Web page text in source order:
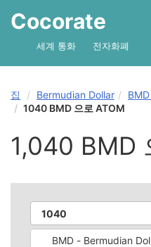
Cocorate
세계 통화 전자화폐
집 Bermudian Dollar
1040 BMD 으로 ATOM
1,040 BMD
BMD - Bermudian